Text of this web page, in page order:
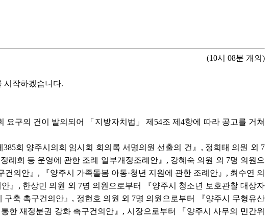
(10시 08분 개의)
시작하겠습니다.
요구의 건이 발의되어 「지방자치법」 제54조 제4항에 따라 공고를 거쳐
회 양주시의회 임시회 회의록 서명의원 선출의 건』, 정희태 의원 외 7
례회 등 운영에 관한 조례 일부개정조례안』, 강혜숙 의원 외 7명 의원으
의안』, 『양주시 가족돌봄 아동·청년 지원에 관한 조례안』, 최수연 의
』, 한상민 의원 외 7명 의원으로부터 『양주시 청소년 보호관찰 대상자
축 촉구건의안』, 정현호 의원 외 7명 의원으로부터 『양주시 무형유산
한 재정분권 강화 촉구건의안』, 시장으로부터 『양주시 사무의 민간위